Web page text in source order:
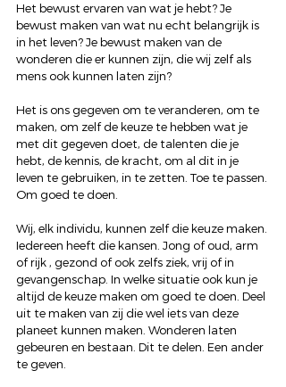
Het bewust ervaren van wat je hebt? Je
bewust maken van wat nu echt belangrijk is
in het leven? Je bewust maken van de
wonderen die er kunnen zijn, die wij zelf als
mens ook kunnen laten zijn?
Het is ons gegeven om te veranderen, om te
maken, om zelf de keuze te hebben wat je
met dit gegeven doet, de talenten die je
hebt, de kennis, de kracht, om al dit in je
leven te gebruiken, in te zetten. Toe te passen.
Om goed te doen.
Wij, elk individu, kunnen zelf die keuze maken.
Iedereen heeft die kansen. Jong of oud, arm
of rijk , gezond of ook zelfs ziek, vrij of in
gevangenschap. In welke situatie ook kun je
altijd de keuze maken om goed te doen. Deel
uit te maken van zij die wel iets van deze
planeet kunnen maken. Wonderen laten
gebeuren en bestaan. Dit te delen. Een ander
te geven.